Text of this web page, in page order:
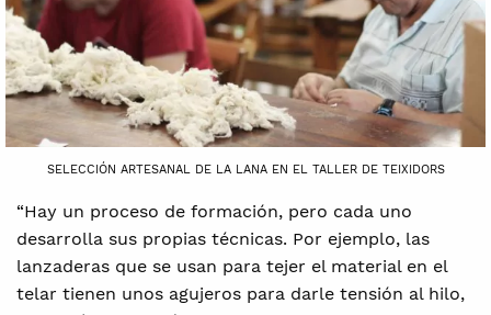
SELECCIÓN ARTESANAL DE LA LANA EN EL TALLER DE TEIXIDORS
“Hay un proceso de formación, pero cada uno
desarrolla sus propias técnicas. Por ejemplo, las
lanzaderas que se usan para tejer el material en el
telar tienen unos agujeros para darle tensión al hilo,